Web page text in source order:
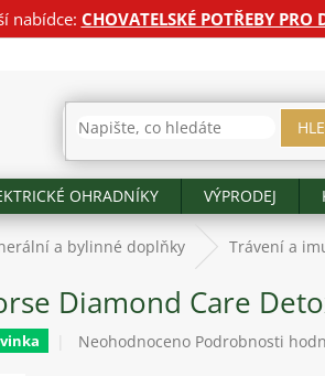
nabídce: CHOVATELSKÉ POTŘEBY
OHRADNÍKY VÝPRODEJ
a bylinné doplňky Trávení a
Diamond Care
Průměrné
Neohodnoceno Podrobnosti